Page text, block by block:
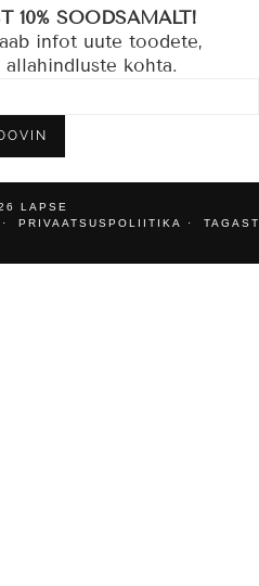
10% SOODSAMALT!
infot uute toodete,
kohta.
LAPSE
PRIVAATSUSPOLIITIKA